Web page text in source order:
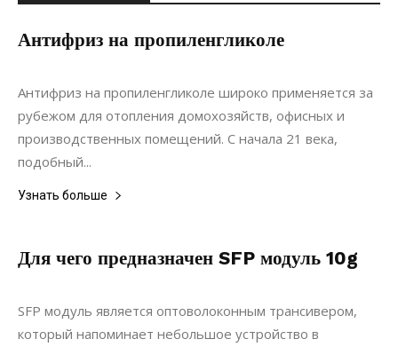
Антифриз на пропиленгликоле
03.08.2020
Антифриз на пропиленгликоле широко применяется за
рубежом для отопления домохозяйств, офисных и
производственных помещений. С начала 21 века,
подобный...
Узнать больше
Для чего предназначен SFP модуль 10g
22.05.2022
SFP модуль является оптоволоконным трансивером,
который напоминает небольшое устройство в